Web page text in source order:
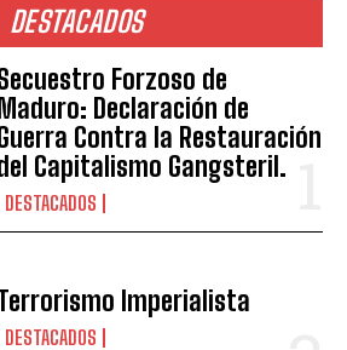
DESTACADOS
Forzoso de
Declaración de
Contra la Restauración
Capitalismo Gangsteril.
DESTACADOS
Imperialista
DESTACADOS